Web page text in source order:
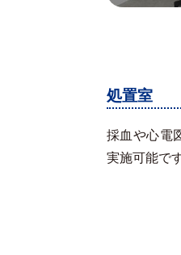
処置室
採血や心電
実施可能です